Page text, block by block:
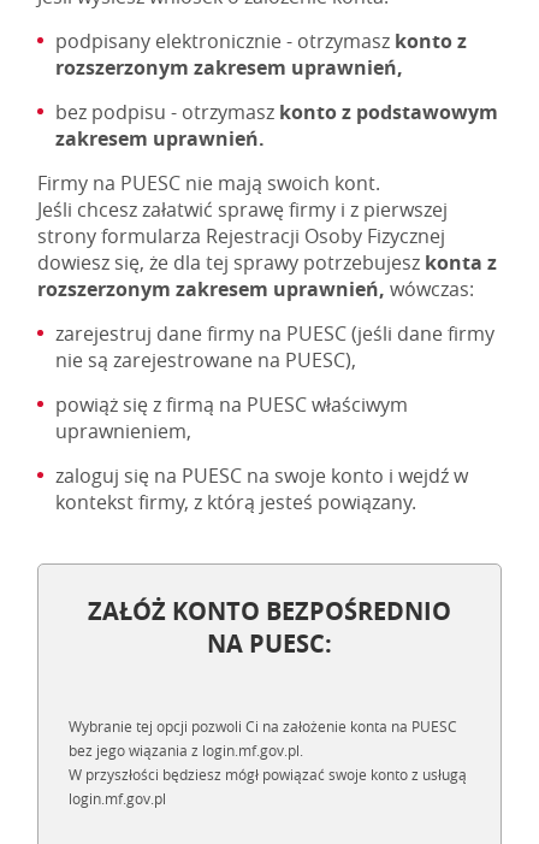
podpisany elektronicznie - otrzymasz konto z
rozszerzonym zakresem uprawnień,
bez podpisu - otrzymasz konto z podstawowym
zakresem uprawnień.
Firmy na PUESC nie mają swoich kont.
Jeśli chcesz załatwić sprawę firmy i z pierwszej
strony formularza Rejestracji Osoby Fizycznej
dowiesz się, że dla tej sprawy potrzebujesz konta z
rozszerzonym zakresem uprawnień, wówczas:
zarejestruj dane firmy na PUESC (jeśli dane firmy
nie są zarejestrowane na PUESC),
powiąż się z firmą na PUESC właściwym
uprawnieniem,
zaloguj się na PUESC na swoje konto i wejdź w
kontekst firmy, z którą jesteś powiązany.
ZAŁÓŻ KONTO BEZPOŚREDNIO
NA PUESC:
Wybranie tej opcji pozwoli Ci na założenie konta na PUESC
bez jego wiązania z login.mf.gov.pl.
W przyszłości będziesz mógł powiązać swoje konto z usługą
login.mf.gov.pl